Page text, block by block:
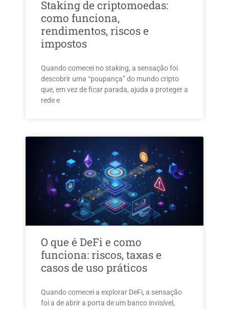
Staking de criptomoedas:
como funciona,
rendimentos, riscos e
impostos
Quando comecei no staking, a sensação foi
descobrir uma “poupança” do mundo cripto
que, em vez de ficar parada, ajuda a proteger a
rede e
O que é DeFi e como
funciona: riscos, taxas e
casos de uso práticos
Quando comecei a explorar DeFi, a sensação
foi a de abrir a porta de um banco invisível,